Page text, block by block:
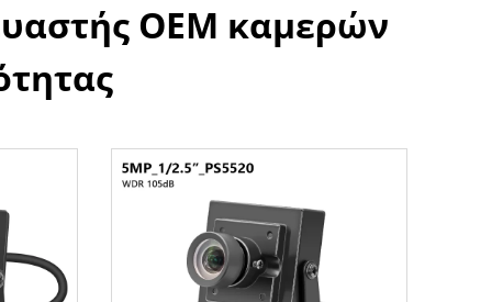
OEM καμερών